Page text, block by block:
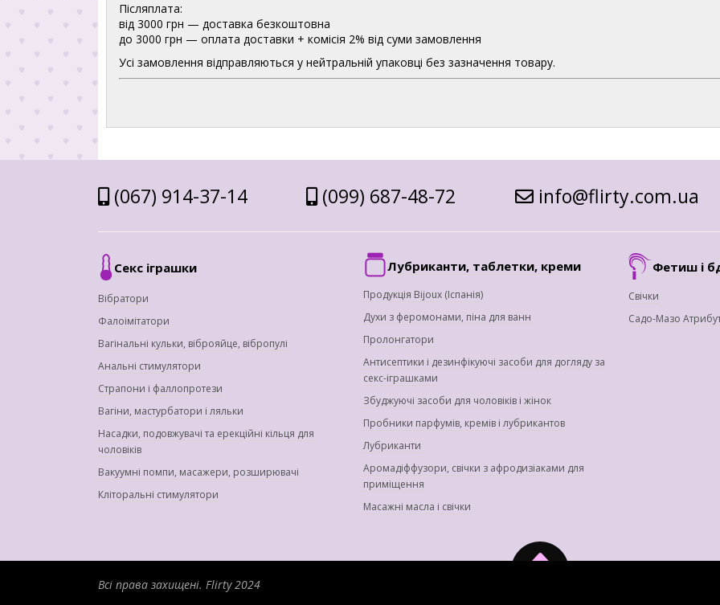
Післяплата:
від 3000 грн — доставка безкоштовна
до 3000 грн — оплата доставки + комісія 2% від суми замовлення
Усі замовлення відправляються у нейтральній упаковці без зазначення товару.
(067) 914-37-14 (099) 687-48-72 info@flirty.com.ua
Секс іграшки
Вібратори
Фалоімітатори
Вагінальні кульки, віброяйце, вібропулі
Анальні стимулятори
Страпони і фаллопротези
Вагіни, мастурбатори і ляльки
Насадки, подовжувачі та ерекційні кільця для
чоловіків
Вакуумні помпи, масажери, розширювачі
Кліторальні стимулятори
Лубриканти, таблетки, креми
Продукція Bijoux (Іспанія)
Духи з феромонами, піна для ванн
Пролонгатори
Антисептики і дезинфікуючі засоби для догляду за
секс-іграшками
Збуджуючі засоби для чоловіків і жінок
Пробники парфумів, кремів і лубрикантов
Лубриканти
Аромадіффузори, свічки з афродизіаками для
приміщення
Масажні масла і свічки
Фетиш і
Свічки
Садо-Мазо
Всі права захищені. Flirty 2024